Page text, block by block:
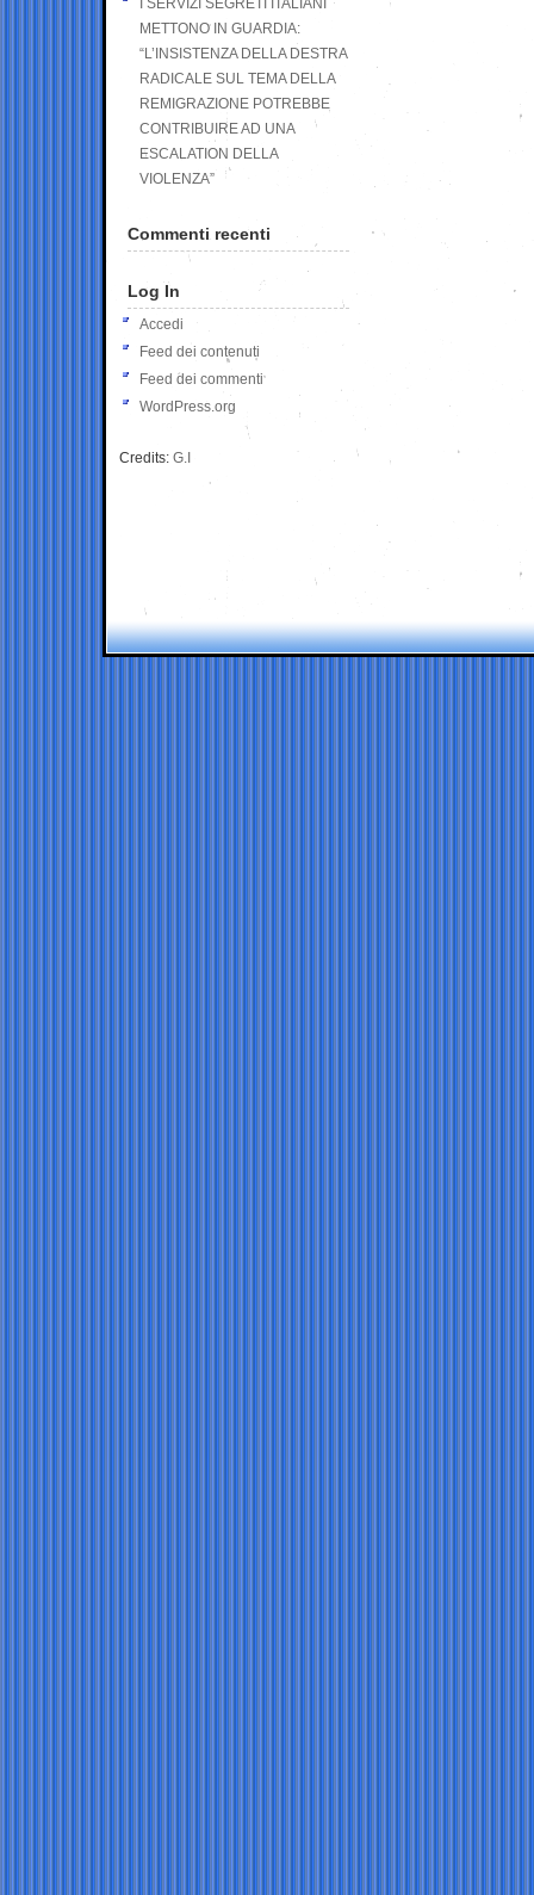
I SERVIZI SEGRETI ITALIANI
METTONO IN GUARDIA:
“L’INSISTENZA DELLA DESTRA
RADICALE SUL TEMA DELLA
REMIGRAZIONE POTREBBE
CONTRIBUIRE AD UNA
ESCALATION DELLA
VIOLENZA”
Commenti recenti
Log In
Accedi
Feed dei contenuti
Feed dei commenti
WordPress.org
Credits: G.I